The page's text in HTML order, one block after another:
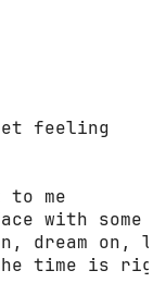
feeling
me
with some
dream on,
the time is